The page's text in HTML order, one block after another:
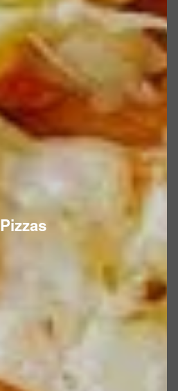
Pizzas